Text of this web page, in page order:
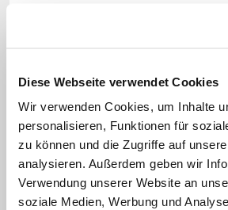
Diese Webseite verwendet Cookies
Wir verwenden Cookies, um Inhalte
personalisieren, Funktionen für
zu können und die Zugriffe auf
analysieren. Außerdem geben wir
Verwendung unserer Website an
soziale Medien, Werbung und
gelesen werden: Das Erste
musste überstürzt
wurde, wurde die Frage
Kollegialität der Bischöfe
Zweiten entschieden. Das
spricht davon, die
Vatikanums in die
Wahrheiten einzuordnen